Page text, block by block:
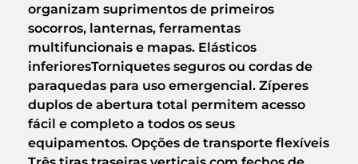
organizam suprimentos de primeiros
socorros, lanternas, ferramentas
multifuncionais e mapas. Elásticos
inferioresTorniquetes seguros ou cordas de
paraquedas para uso emergencial. Zíperes
duplos de abertura total permitem acesso
fácil e completo a todos os seus
equipamentos. Opções de transporte flexíveis